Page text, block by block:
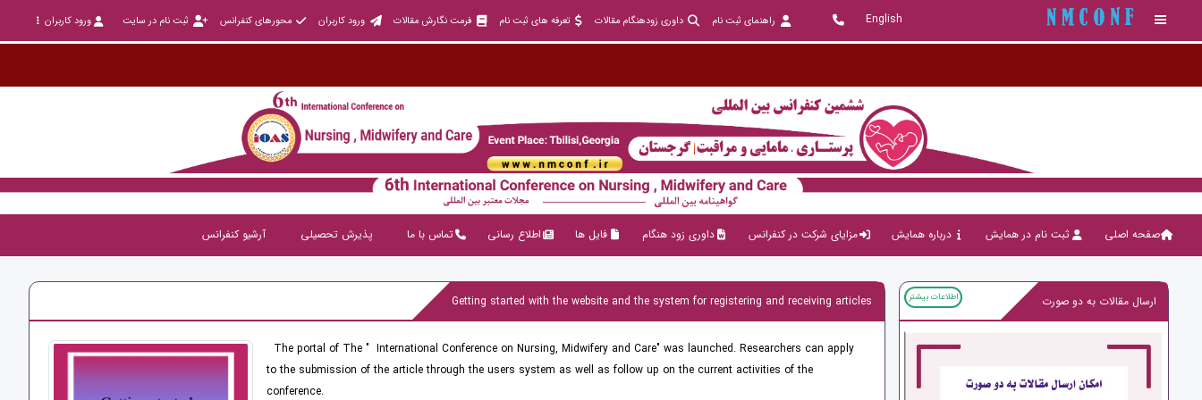
English راهنمای ثبت نام داوری زودهنگام مقالات تعرفه های ثبت نام فرمت نگارش مقالات ورود کاربران محورهای کنفرانس ثبت نام در سایت ورود کاربران
صفحه اصلی ثبت نام در همایش درباره همایش مزایای شرکت در کنفرانس داوری زود هنگام فایل ها اطلاع رسانی تماس با ما پذیرش تحصیلی آرشیو کنفرانس
ارسال مقالات به دو صورت اطلاعات بیشتر Getting started with the website and the system for registering and receiving articles
The portal of The " International Conference on Nursing, Midwifery and Care" was launched. Researchers can apply
to the submission of the article through the users system as well as follow up on the current activities of the
conference.